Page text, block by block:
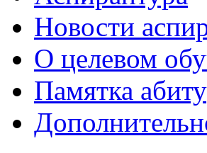
Новости
О целевом
Памятка